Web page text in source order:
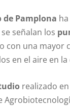
Pamplona
señalan los
o con una mayor
en el aire en la
realizado